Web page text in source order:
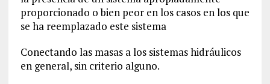
proporcionado o bien peor en los casos en los que
se ha reemplazado este sistema
Conectando las masas a los sistemas hidráulicos
en general, sin criterio alguno.